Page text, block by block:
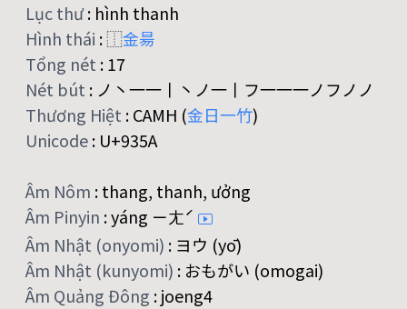
Lục thư: hình thanh
Hình thái :⿰金昜
Tổng nét :17
Nét bút : ノ丶一一丨丶ノ一丨フ一一一ノフノノ
Thương Hiệt :CAMH (金日一竹)
Unicode: U+935A
Âm Nôm :thang, thanh, ưởng
Âm Pinyin :yáng ㄧㄤˊ
Âm Nhật (onyomi) : ヨウ (yō)
Âm Nhật (kunyomi) : おもがい (omogai)
Âm Quảng Đông :joeng4